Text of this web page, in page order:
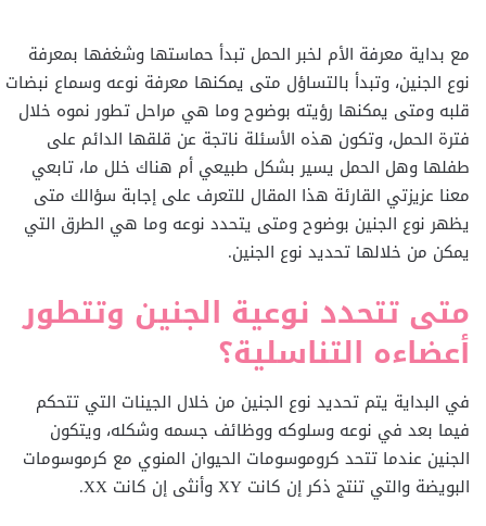
مع بداية معرفة الأم لخبر الحمل تبدأ حماستها وشغفها بمعرفة
نوع الجنين، وتبدأ بالتساؤل متى يمكنها معرفة نوعه وسماع نبضات
قلبه ومتى يمكنها رؤيته بوضوح وما هي مراحل تطور نموه خلال
فترة الحمل، وتكون هذه الأسئلة ناتجة عن قلقها الدائم على
طفلها وهل الحمل يسير بشكل طبيعي أم هناك خلل ما، تابعي
معنا عزيزتي القارئة هذا المقال للتعرف على إجابة سؤالك متى
يظهر نوع الجنين بوضوح ومتى يتحدد نوعه وما هي الطرق التي
يمكن من خلالها تحديد نوع الجنين.
متى تتحدد نوعية الجنين وتتطور
أعضاءه التناسلية؟
في البداية يتم تحديد نوع الجنين من خلال الجينات التي تتحكم
فيما بعد في نوعه وسلوكه ووظائف جسمه وشكله، ويتكون
الجنين عندما تتحد كروموسومات الحيوان المنوي مع كرموسومات
البويضة والتي تنتج ذكر إن كانت XY وأنثى إن كانت XX.